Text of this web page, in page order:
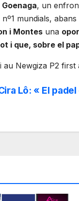
, un
nº1 mundials, abans
i Montes una
i que, sobre el
Newgiza P2 first
Lô: « El